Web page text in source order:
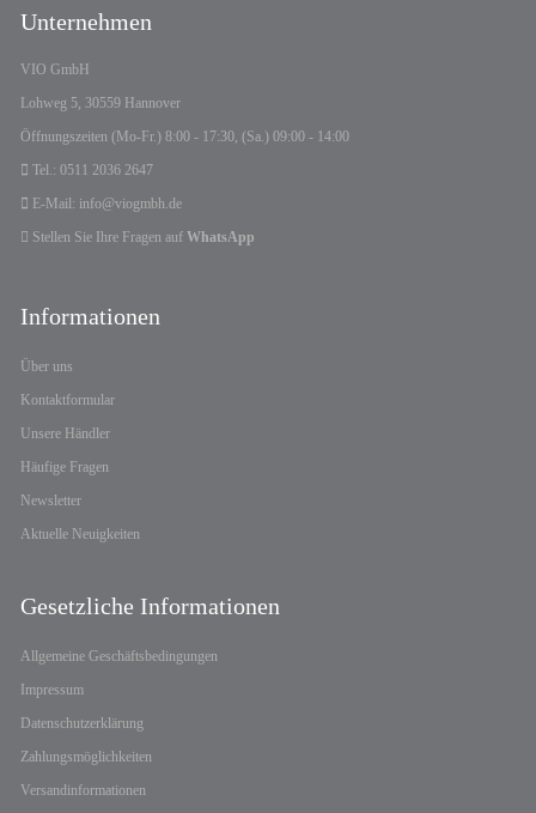
Unternehmen
VIO GmbH
Lohweg 5, 30559 Hannover
Öffnungszeiten (Mo-Fr.) 8:00 - 17:30, (Sa.) 09:00 - 14:00
Tel.: 0511 2036 2647
E-Mail: info@viogmbh.de
Stellen Sie Ihre Fragen auf WhatsApp
Informationen
Über uns
Kontaktformular
Unsere Händler
Häufige Fragen
Newsletter
Aktuelle Neuigkeiten
Gesetzliche Informationen
Allgemeine Geschäftsbedingungen
Impressum
Datenschutzerklärung
Zahlungsmöglichkeiten
Versandinformationen